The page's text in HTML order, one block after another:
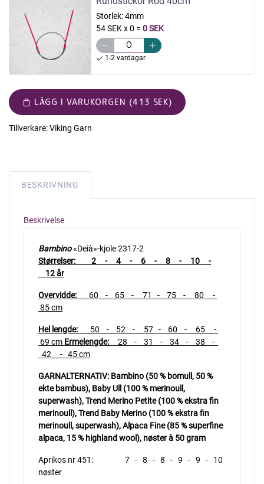
Storlek:4mm
54 SEK x 0 = 0 SEK
1-2 vardagar
LÄGG I VARUKORGEN (413 SEK)
Tillverkare:Viking Garn
BESKRIVNING
Beskrivelse
Bambino«Deià»-kjole 2317-2
Størrelser: 2 - 4 - 6 - 8 - 10 -
12 år
Overvidde: 60 - 65 - 71 - 75 - 80 -
85 cm
Hel lengde: 50 - 52 - 57 - 60 - 65 -
69 cm Ermelengde: 28 - 31 - 34 - 38 -
42 - 45 cm
GARNALTERNATIV: Bambino (50 % bomull, 50 %
ekte bambus), Baby Ull (100 % merinoull,
superwash),Trend Merino Petite (100 % ekstra fin
merinoull), Trend Baby Merino (100 % ekstra fin
merinoull, superwash),Alpaca Fine (85 % superfine
alpaca, 15 % highland wool), nøsterà 50 gram
Aprikos nr 451: 7 - 8 - 8 - 9 - 9 - 10
nøster